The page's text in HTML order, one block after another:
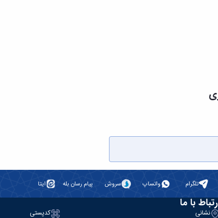
تلگرام واتساپ سروش پیام رسان بله ایتا
با ما
نشانی کدپستی